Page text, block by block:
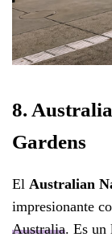
8.
Gardens
El Australian
impresionante
Australia. Es un